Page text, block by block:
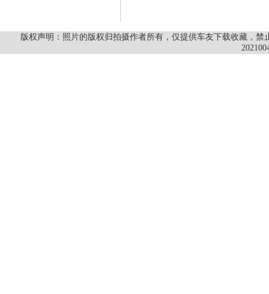
版权声明：照片的版权归拍摄作者所有，仅提供车友下载收藏，